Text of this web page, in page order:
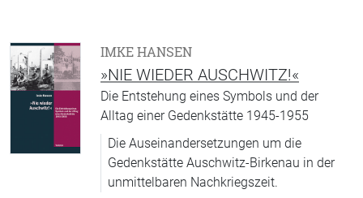
IMKE HANSEN
»NIE WIEDER AUSCHWITZ!«
Die Entstehung eines Symbols und der
Alltag einer Gedenkstätte 1945-1955
Die Auseinandersetzungen um die
Gedenkstätte Auschwitz-Birkenau in der
unmittelbaren Nachkriegszeit.